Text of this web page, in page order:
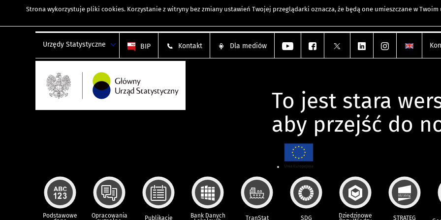
Strona wykorzystuje pliki cookies. Korzystanie z witryny bez zmiany ustawień Twojej przeglądarki oznacza, że będą one umieszczane w
Urzędy Statystyczne BIP Kontakt Dla mediów
To jest stara
aby przejść do
Podstawowe Opracowania Publikacje Bank Danych TranStat SDG Dziedzinowe STRATEG